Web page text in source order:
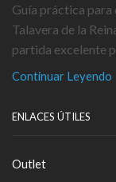
Guía práctica
Talavera de la
partida excelente
Continuar Leyendo
ENLACES ÚTILES
Outlet